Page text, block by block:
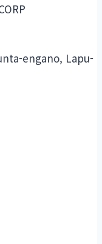
engano, Lapu-